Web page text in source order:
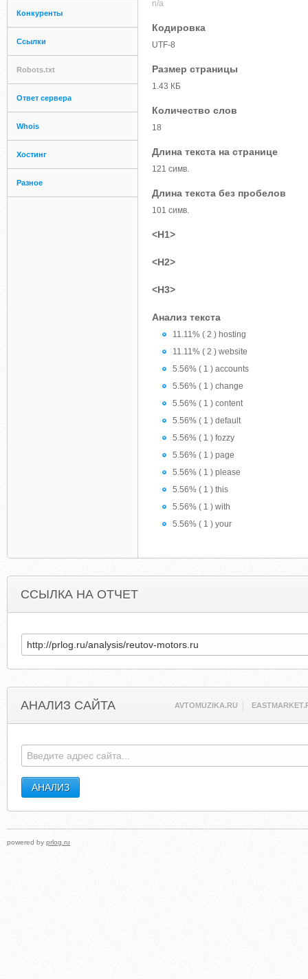
Конкуренты
Ссылки
Robots.txt
Ответ сервера
Whois
Хостинг
Разное
n/a
Кодировка
UTF-8
Размер страницы
1.43 КБ
Количество слов
18
Длина текста на странице
121 симв.
Длина текста без пробелов
101 симв.
<H1>
<H2>
<H3>
Анализ текста
11.11% ( 2 ) hosting
11.11% ( 2 ) website
5.56% ( 1 ) accounts
5.56% ( 1 ) change
5.56% ( 1 ) content
5.56% ( 1 ) default
5.56% ( 1 ) fozzy
5.56% ( 1 ) page
5.56% ( 1 ) please
5.56% ( 1 ) this
5.56% ( 1 ) with
5.56% ( 1 ) your
ССЫЛКА НА ОТЧЕТ
АНАЛИЗ САЙТА AVTOMUZIKA.RU
powered by prlog.ru